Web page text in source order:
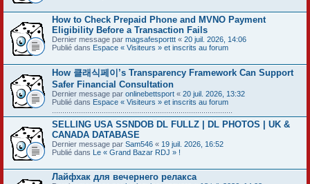
How to Check Prepaid Phone and MVNO Payment
Eligibility Before a Transaction Fails
Dernier message par magsafesporttt « 20 juil. 2026, 14:06
Publié dans Espace « Visiteurs » et inscrits au forum
How 클래식페이’s Transparency Framework Can Support
Safer Financial Consultation
Dernier message par onlinebettsport « 20 juil. 2026, 13:32
Publié dans Espace « Visiteurs » et inscrits au forum
SELLING USA SSNDOB DL FULLZ | DL PHOTOS | UK &
CANADA DATABASE
Dernier message par Sam546 « 19 juil. 2026, 16:52
Publié dans Le « Grand Bazar RDJ » !
Лайфхак для вечернего релакса